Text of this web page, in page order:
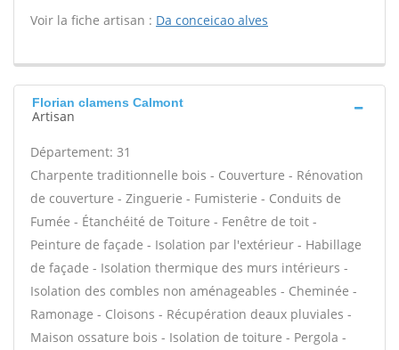
Voir la fiche artisan : Da conceicao alves
Florian clamens Calmont
Artisan
Département: 31
Charpente traditionnelle bois - Couverture - Rénovation
de couverture - Zinguerie - Fumisterie - Conduits de
Fumée - Étanchéité de Toiture - Fenêtre de toit -
Peinture de façade - Isolation par l'extérieur - Habillage
de façade - Isolation thermique des murs intérieurs -
Isolation des combles non aménageables - Cheminée -
Ramonage - Cloisons - Récupération deaux pluviales -
Maison ossature bois - Isolation de toiture - Pergola -